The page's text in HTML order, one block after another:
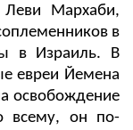
Леви Мархаби,
в
в Израиль. В
евреи Йемена
освобождение
всему, он по-